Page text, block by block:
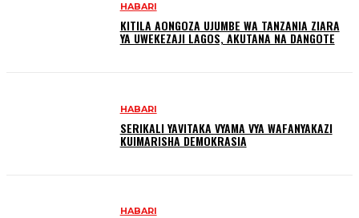
HABARI
KITILA AONGOZA UJUMBE WA TANZANIA ZIARA
YA UWEKEZAJI LAGOS, AKUTANA NA DANGOTE
HABARI
SERIKALI YAVITAKA VYAMA VYA WAFANYAKAZI
KUIMARISHA DEMOKRASIA
HABARI